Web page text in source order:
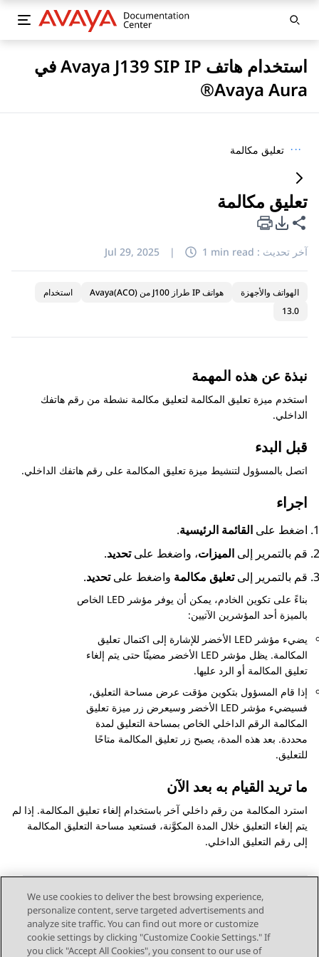
استخدام هاتف Avaya J139 SIP IP في
Avaya Aura®
··· تعليق مكالمة
تعليق مكالمة
مشاركة هذه الصفحة
خيارات تصدير PDF
آخر تحديث : Jul 29, 2025 | 1 min read
الهواتف والأجهزة هواتف IP طراز J100 من Avaya(ACO)
استخدام
13.0
نبذة عن هذه المهمة
استخدم ميزة تعليق المكالمة لتعليق مكالمة نشطة من رقم هاتفك
الداخلي.
قبل البدء
اتصل بالمسؤول لتنشيط ميزة تعليق المكالمة على رقم هاتفك الداخلي.
اجراء
اضغط على القائمة الرئيسية.
قم بالتمرير إلى الميزات، واضغط علىتحديد.
قم بالتمرير إلىتعليق مكالمة واضغط علىتحديد.
بناءً على تكوين الخادم، يمكن أن يوفر مؤشر LED الخاص
بالميزة أحد المؤشرين الآتيين:
يضيء مؤشر LED الأخضر للإشارة إلى اكتمال تعليق
المكالمة. يظل مؤشر LED الأخضر مضيئًا حتى يتم إلغاء
تعليق المكالمة أو الرد عليها.
إذا قام المسؤول بتكوين مؤقت عرض مساحة التعليق،
فسيضيء مؤشر LED الأخضر وسيعرض زر ميزة تعليق
المكالمة الرقم الداخلي الخاص بمساحة التعليق لمدة
محددة. بعد هذه المدة، يصبح زر تعليق المكالمة متاحًا
للتعليق.
ما تريد القيام به بعد الآن
استرد المكالمة من رقم داخلي آخر باستخدام إلغاء تعليق المكالمة. إذا لم
يتم إلغاء التعليق خلال المدة المكوَّنة، فستعيد مساحة التعليق المكالمة
إلى رقم التعليق الداخلي.
Send Feedback
We use cookies to deliver the best browsing experience,
personalize content, serve targeted advertisements and
analyze site traffic. You can find out more or customize
cookie settings by clicking "Customize Cookie Settings." If
you click "Accept All Cookies", you consent to our use of